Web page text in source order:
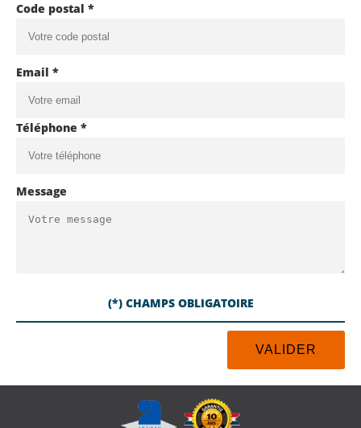
Code postal *
Email *
Téléphone *
Message
(*) CHAMPS OBLIGATOIRE